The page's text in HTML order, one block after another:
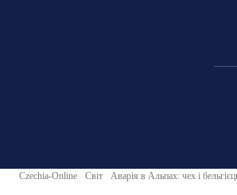
Czechia-Online Світ Аварія в Альпах: чех і